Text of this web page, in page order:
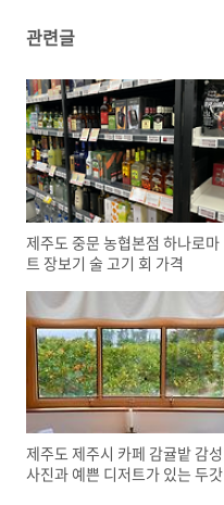
관련글
제주도 중문 농협본점 하나로마
트 장보기 술 고기 회 가격
제주도 제주시 카페 감귤밭 감성
사진과 예쁜 디저트가 있는 두갓